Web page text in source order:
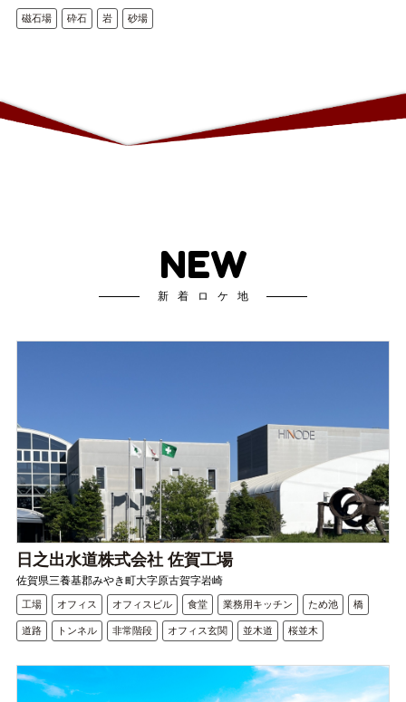
磁石場 砕石 岩 砂場
NEW
新着ロケ地
日之出水道株式会社 佐賀工場
佐賀県三養基郡みやき町大字原古賀字岩崎
工場 オフィス オフィスビル 食堂 業務用キッチン ため池 橋
道路 トンネル 非常階段 オフィス玄関 並木道 桜並木